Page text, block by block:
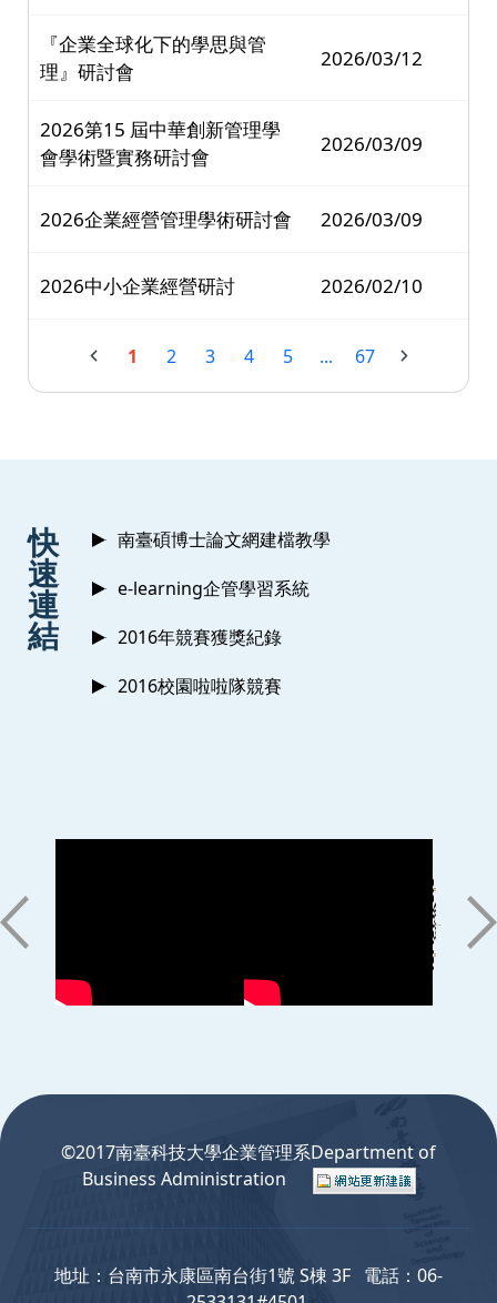
『企業全球化下的學思與管
理』研討會
2026/03/12
2026第15 屆中華創新管理學
會學術暨實務研討會
2026/03/09
2026企業經營管理學術研討會 2026/03/09
2026中小企業經營研討 2026/02/10
1 2 3 4 5 ... 67
快
速
連
結
南臺碩博士論文網建檔教學
e-learning企管學習系統
2016年競賽獲獎紀錄
2016校園啦啦隊競賽
©2017南臺科技大學企業管理系Department of
Business Administration
地址：台南市永康區南台街1號 S棟 3F 電話：06-